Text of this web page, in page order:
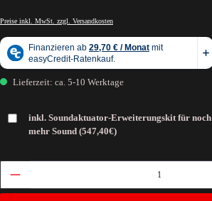
Preise inkl. MwSt. zzgl. Versandkosten
Lieferzeit: ca. 5-10 Werktage
inkl. Soundaktuator-Erweiterungskit für noch
mehr Sound (547,40€)